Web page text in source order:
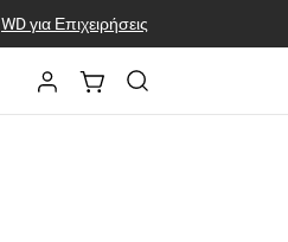
WD για Επιχειρήσεις